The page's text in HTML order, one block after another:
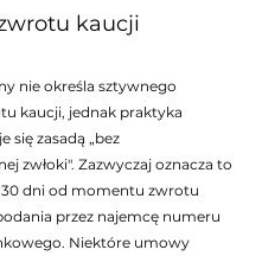
kaucji
nie określa sztywnego
kaucji, jednak praktyka
się zasadą „bez
zwłoki". Zazwyczaj oznacza to
30 dni od momentu zwrotu
przez najemcę numeru
Niektóre umowy